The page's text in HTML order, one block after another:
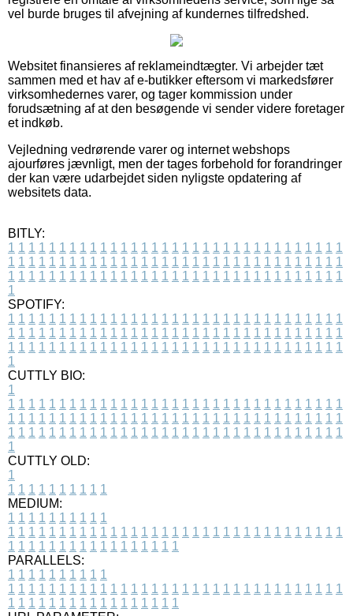
vel burde bruges til afvejning af kundernes tilfredshed.
Websitet finansieres af reklameindtægter. Vi arbejder tæt
sammen med et hav af e-butikker eftersom vi markedsfører
virksomhedernes varer, og tager kommission under
forudsætning af at den besøgende vi sender videre foretager
et indkøb.
Vejledning vedrørende varer og internet webshops
ajourføres jævnligt, men der tages forbehold for forandringer
der kan være udarbejdet siden nyligste opdatering af
websitets data.
BITLY:
1 1 1 1 1 1 1 1 1 1 1 1 1 1 1 1 1 1 1 1 1 1 1 1 1 1 1 1 1 1 1 1 1
1 1 1 1 1 1 1 1 1 1 1 1 1 1 1 1 1 1 1 1 1 1 1 1 1 1 1 1 1 1 1 1 1
1 1 1 1 1 1 1 1 1 1 1 1 1 1 1 1 1 1 1 1 1 1 1 1 1 1 1 1 1 1 1 1 1
1
SPOTIFY:
1 1 1 1 1 1 1 1 1 1 1 1 1 1 1 1 1 1 1 1 1 1 1 1 1 1 1 1 1 1 1 1 1
1 1 1 1 1 1 1 1 1 1 1 1 1 1 1 1 1 1 1 1 1 1 1 1 1 1 1 1 1 1 1 1 1
1 1 1 1 1 1 1 1 1 1 1 1 1 1 1 1 1 1 1 1 1 1 1 1 1 1 1 1 1 1 1 1 1
1
CUTTLY BIO:
1
1 1 1 1 1 1 1 1 1 1 1 1 1 1 1 1 1 1 1 1 1 1 1 1 1 1 1 1 1 1 1 1 1
1 1 1 1 1 1 1 1 1 1 1 1 1 1 1 1 1 1 1 1 1 1 1 1 1 1 1 1 1 1 1 1 1
1 1 1 1 1 1 1 1 1 1 1 1 1 1 1 1 1 1 1 1 1 1 1 1 1 1 1 1 1 1 1 1 1
1
CUTTLY OLD:
1
1 1 1 1 1 1 1 1 1 1
MEDIUM:
1 1 1 1 1 1 1 1 1 1
1 1 1 1 1 1 1 1 1 1 1 1 1 1 1 1 1 1 1 1 1 1 1 1 1 1 1 1 1 1 1 1 1
1 1 1 1 1 1 1 1 1 1 1 1 1 1 1 1 1
PARALLELS:
1 1 1 1 1 1 1 1 1 1
1 1 1 1 1 1 1 1 1 1 1 1 1 1 1 1 1 1 1 1 1 1 1 1 1 1 1 1 1 1 1 1 1
1 1 1 1 1 1 1 1 1 1 1 1 1 1 1 1 1